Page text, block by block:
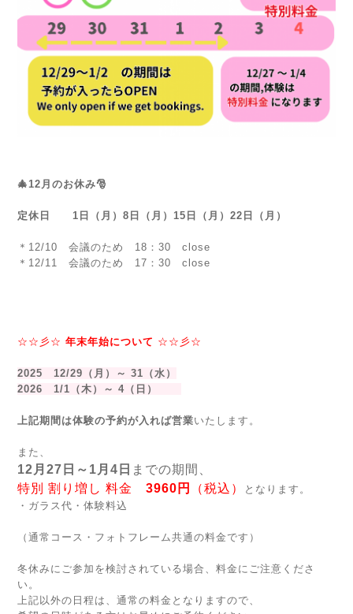
🎄12月のお休み🎅
定休日 1日（月）8日（月）15日（月）22日（月）
＊12/10 会議のため 18：30 close
＊12/11 会議のため 17：30 close
☆☆彡☆ 年末年始について ☆☆彡☆
2025 12/29（月）～ 31（水）
2026 1/1（木）～ 4（日）
上記期間は体験の予約が入れば営業いたします。
また、
12月27日～1月4日 までの期間、
特別 割り増し 料金
3960円 （税込）
となります。
・ガラス代・体験料込
（通常コース・フォトフレーム共通の料金です）
冬休みにご参加を検討されている場合、料金にご注意くださ
い。
上記以外の日程は、通常の料金となりますので、